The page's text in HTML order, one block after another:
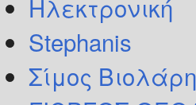
Ηλεκτρονική
Stephanis
Σίμος